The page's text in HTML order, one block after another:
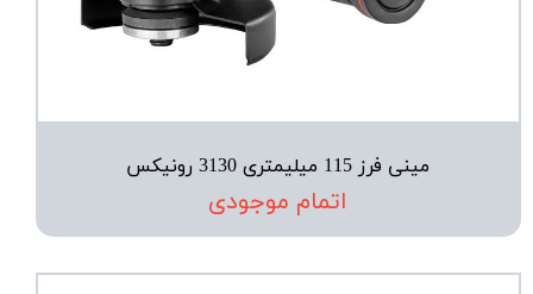
مینی فرز 115 میلیمتری 3130 رونیکس
اتمام موجودی